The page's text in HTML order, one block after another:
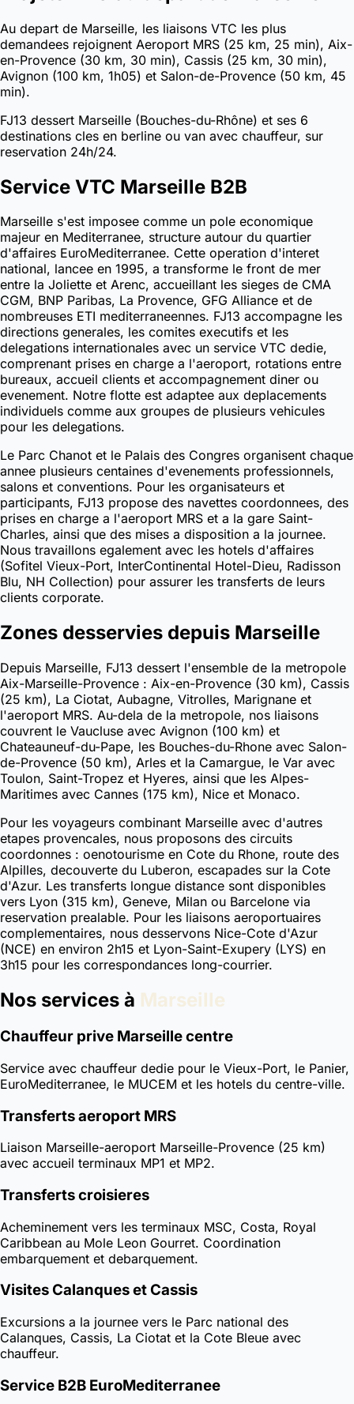
Au depart de Marseille, les liaisons VTC les plus
demandees rejoignent Aeroport MRS (25 km, 25 min), Aix-
en-Provence (30 km, 30 min), Cassis (25 km, 30 min),
Avignon (100 km, 1h05) et Salon-de-Provence (50 km, 45
min).
FJ13 dessert Marseille (Bouches-du-Rhône) et ses 6
destinations cles en berline ou van avec chauffeur, sur
reservation 24h/24.
Service VTC Marseille B2B
Marseille s'est imposee comme un pole economique
majeur en Mediterranee, structure autour du quartier
d'affaires EuroMediterranee. Cette operation d'interet
national, lancee en 1995, a transforme le front de mer
entre la Joliette et Arenc, accueillant les sieges de CMA
CGM, BNP Paribas, La Provence, GFG Alliance et de
nombreuses ETI mediterraneennes. FJ13 accompagne les
directions generales, les comites executifs et les
delegations internationales avec un service VTC dedie,
comprenant prises en charge a l'aeroport, rotations entre
bureaux, accueil clients et accompagnement diner ou
evenement. Notre flotte est adaptee aux deplacements
individuels comme aux groupes de plusieurs vehicules
pour les delegations.
Le Parc Chanot et le Palais des Congres organisent chaque
annee plusieurs centaines d'evenements professionnels,
salons et conventions. Pour les organisateurs et
participants, FJ13 propose des navettes coordonnees, des
prises en charge a l'aeroport MRS et a la gare Saint-
Charles, ainsi que des mises a disposition a la journee.
Nous travaillons egalement avec les hotels d'affaires
(Sofitel Vieux-Port, InterContinental Hotel-Dieu, Radisson
Blu, NH Collection) pour assurer les transferts de leurs
clients corporate.
Zones desservies depuis Marseille
Depuis Marseille, FJ13 dessert l'ensemble de la metropole
Aix-Marseille-Provence : Aix-en-Provence (30 km), Cassis
(25 km), La Ciotat, Aubagne, Vitrolles, Marignane et
l'aeroport MRS. Au-dela de la metropole, nos liaisons
couvrent le Vaucluse avec Avignon (100 km) et
Chateauneuf-du-Pape, les Bouches-du-Rhone avec Salon-
de-Provence (50 km), Arles et la Camargue, le Var avec
Toulon, Saint-Tropez et Hyeres, ainsi que les Alpes-
Maritimes avec Cannes (175 km), Nice et Monaco.
Pour les voyageurs combinant Marseille avec d'autres
etapes provencales, nous proposons des circuits
coordonnes : oenotourisme en Cote du Rhone, route des
Alpilles, decouverte du Luberon, escapades sur la Cote
d'Azur. Les transferts longue distance sont disponibles
vers Lyon (315 km), Geneve, Milan ou Barcelone via
reservation prealable. Pour les liaisons aeroportuaires
complementaires, nous desservons Nice-Cote d'Azur
(NCE) en environ 2h15 et Lyon-Saint-Exupery (LYS) en
3h15 pour les correspondances long-courrier.
Nos services à Marseille
Chauffeur prive Marseille centre
Service avec chauffeur dedie pour le Vieux-Port, le Panier,
EuroMediterranee, le MUCEM et les hotels du centre-ville.
Transferts aeroport MRS
Liaison Marseille-aeroport Marseille-Provence (25 km)
avec accueil terminaux MP1 et MP2.
Transferts croisieres
Acheminement vers les terminaux MSC, Costa, Royal
Caribbean au Mole Leon Gourret. Coordination
embarquement et debarquement.
Visites Calanques et Cassis
Excursions a la journee vers le Parc national des
Calanques, Cassis, La Ciotat et la Cote Bleue avec
chauffeur.
Service B2B EuroMediterranee